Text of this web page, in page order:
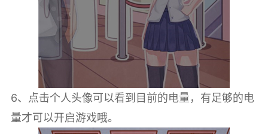
6、点击个人头像可以看到目前的电量，有足够的电
量才可以开启游戏哦。